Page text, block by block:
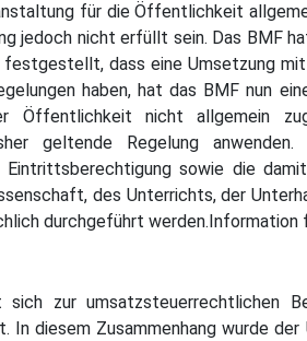
für die Öffentlichkeit
jedoch nicht erfüllt sein. Das BMF
festgestellt, dass eine Umsetzung
haben, hat das BMF nun
Öffentlichkeit nicht allgemein
geltende Regelung
sowie die
des Unterrichts, der
durchgeführt
sich zur umsatzsteuerrechtlichen
In diesem Zusammenhang wurde